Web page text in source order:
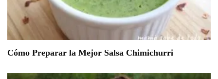
Cómo Preparar la Mejor Salsa Chimichurri